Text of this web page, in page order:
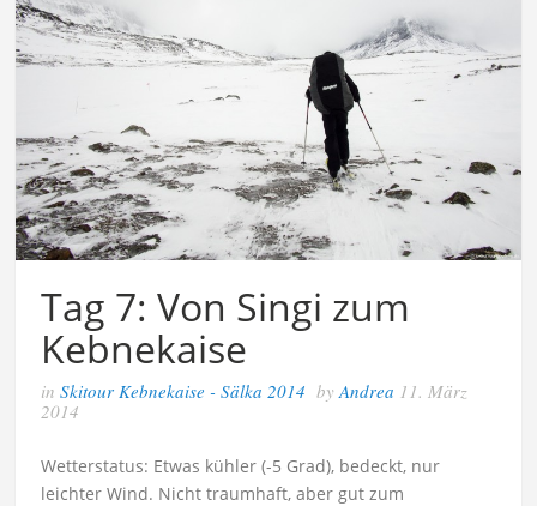
Tag 7: Von Singi zum
Kebnekaise
inSkitour Kebnekaise - Sälka 2014 byAndrea 11. März
2014
Wetterstatus: Etwas kühler (-5 Grad), bedeckt, nur
leichter Wind. Nicht traumhaft, aber gut zum